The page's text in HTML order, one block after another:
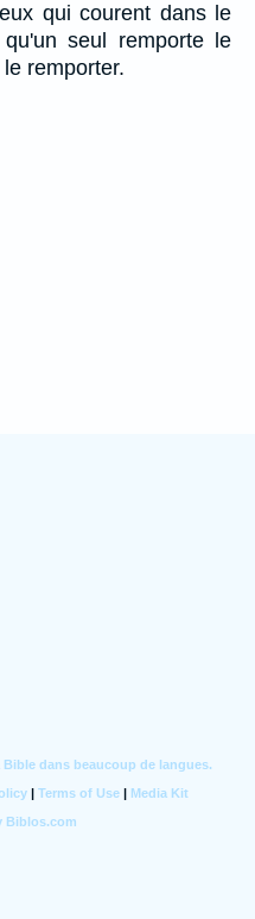
qui courent dans le
seul remporte le
remporter.